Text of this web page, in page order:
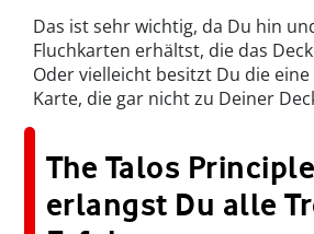
Das ist sehr wichtig, da Du hin
Fluchkarten erhältst, die das
Oder vielleicht besitzt Du die
Karte, die gar nicht zu Deiner
The Talos
erlangst Du alle